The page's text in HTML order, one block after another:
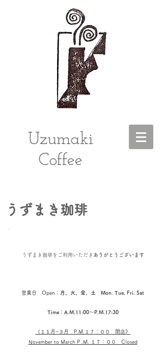
Uzumaki
Coffee
うずまき珈琲
うずまき珈琲を ご利用いただき ありがとうございます
営業日 Open： 月、火、金、土 Mon. Tue. Fri. Sat
Time：A.M.11:00〜P.M.17:30
《１１ 月−３月​ P.M.１７：００ 閉店 》
November to March P .M. １７：００ Closed